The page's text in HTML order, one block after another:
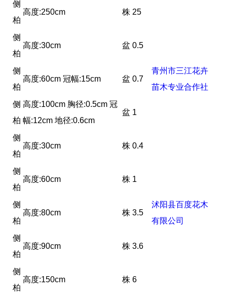
侧
柏
高度:250cm 株 25
侧
柏
高度:30cm 盆 0.5
青州市三江花卉
苗木专业合作社
侧
柏
高度:60cm 冠幅:15cm 盆 0.7
侧
柏
高度:100cm 胸径:0.5cm 冠
幅:12cm 地径:0.6cm
盆 1
侧
柏
高度:30cm 株 0.4
沭阳县百度花木
有限公司
侧
柏
高度:60cm 株 1
侧
柏
高度:80cm 株 3.5
侧
柏
高度:90cm 株 3.6
侧
柏
高度:150cm 株 6